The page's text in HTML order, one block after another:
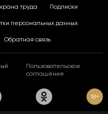
труда Подписки
персональных данных
Обратная связь
Пользовательское
соглашение
18+